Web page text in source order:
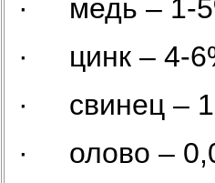
· медь – 1-
· цинк – 4-
· свинец –
· олово –